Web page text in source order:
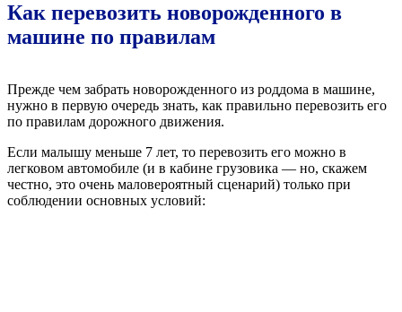
Как перевозить новорожденного в
машине по правилам
Прежде чем забрать новорожденного из роддома в машине,
нужно в первую очередь знать, как правильно перевозить его
по правилам дорожного движения.
Если малышу меньше 7 лет, то перевозить его можно в
легковом автомобиле (и в кабине грузовика — но, скажем
честно, это очень маловероятный сценарий) только при
соблюдении основных условий: